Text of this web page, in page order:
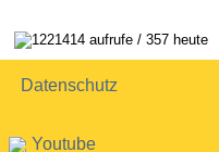
1221414 aufrufe / 357 heute
Datenschutz
Youtube